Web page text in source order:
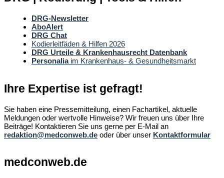
DRG-Newsletter
AboAlert
DRG Chat
Kodierleitfäden & Hilfen 2026
DRG Urteile & Krankenhausrecht Datenbank
Personaliaim Krankenhaus- & Gesundheitsmarkt
Ihre Expertise ist gefragt!
Sie haben eine Pressemitteilung, einen Fachartikel, aktuelle
Meldungen oder wertvolle Hinweise? Wir freuen uns über Ihre
Beiträge! Kontaktieren Sie uns gerne per E-Mail an
redaktion@medconweb.de oder über unser Kontaktformular
medconweb.de